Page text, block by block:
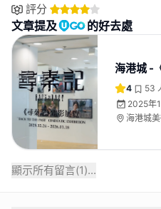
評分
文章提及 的好去處
海港城 -
4 53
2025年
海港城
顯示所有留言(1)...